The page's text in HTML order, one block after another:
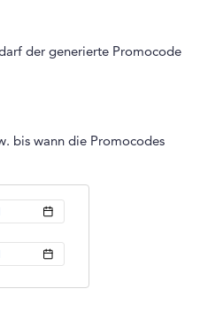
der generierte Promocode
bis wann die Promocodes